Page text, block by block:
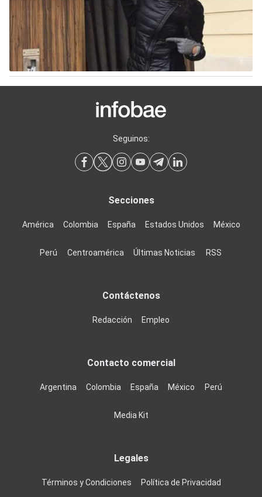
Seguinos:
Secciones
América Colombia España Estados Unidos México
Perú Centroamérica Últimas Noticias RSS
Contáctenos
Redacción Empleo
Contacto comercial
Argentina Colombia España México Perú
Media Kit
Legales
Términos y Condiciones Política de Privacidad